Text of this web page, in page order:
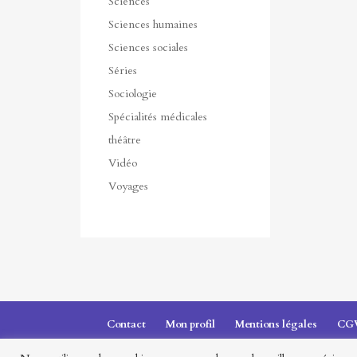
Sciences humaines
Sciences sociales
Séries
Sociologie
Spécialités médicales
théâtre
Vidéo
Voyages
Contact Mon profil Mentions légales